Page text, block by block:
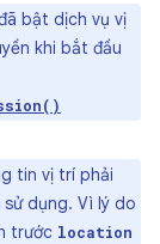
bật dịch vụ vị
khi bắt đầu
tin vị trí phải
dụng. Vì lý do
trước location